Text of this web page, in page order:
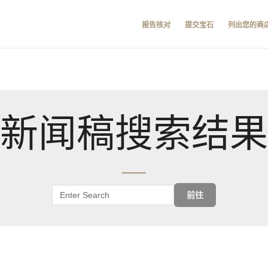
报告核对 提交宝石 列出您的商
新闻稿搜索结果
前往